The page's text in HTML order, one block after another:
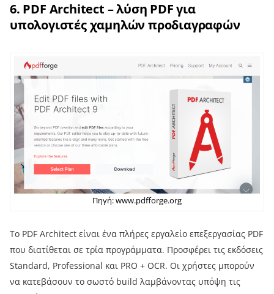
6. PDF Architect – λύση PDF για
υπολογιστές χαμηλών προδιαγραφών
Πηγή: www.pdfforge.org
Το PDF Architect είναι ένα πλήρες εργαλείο επεξεργασίας PDF
που διατίθεται σε τρία προγράμματα. Προσφέρει τις εκδόσεις
Standard, Professional και PRO + OCR. Οι χρήστες μπορούν
να κατεβάσουν το σωστό build λαμβάνοντας υπόψη τις